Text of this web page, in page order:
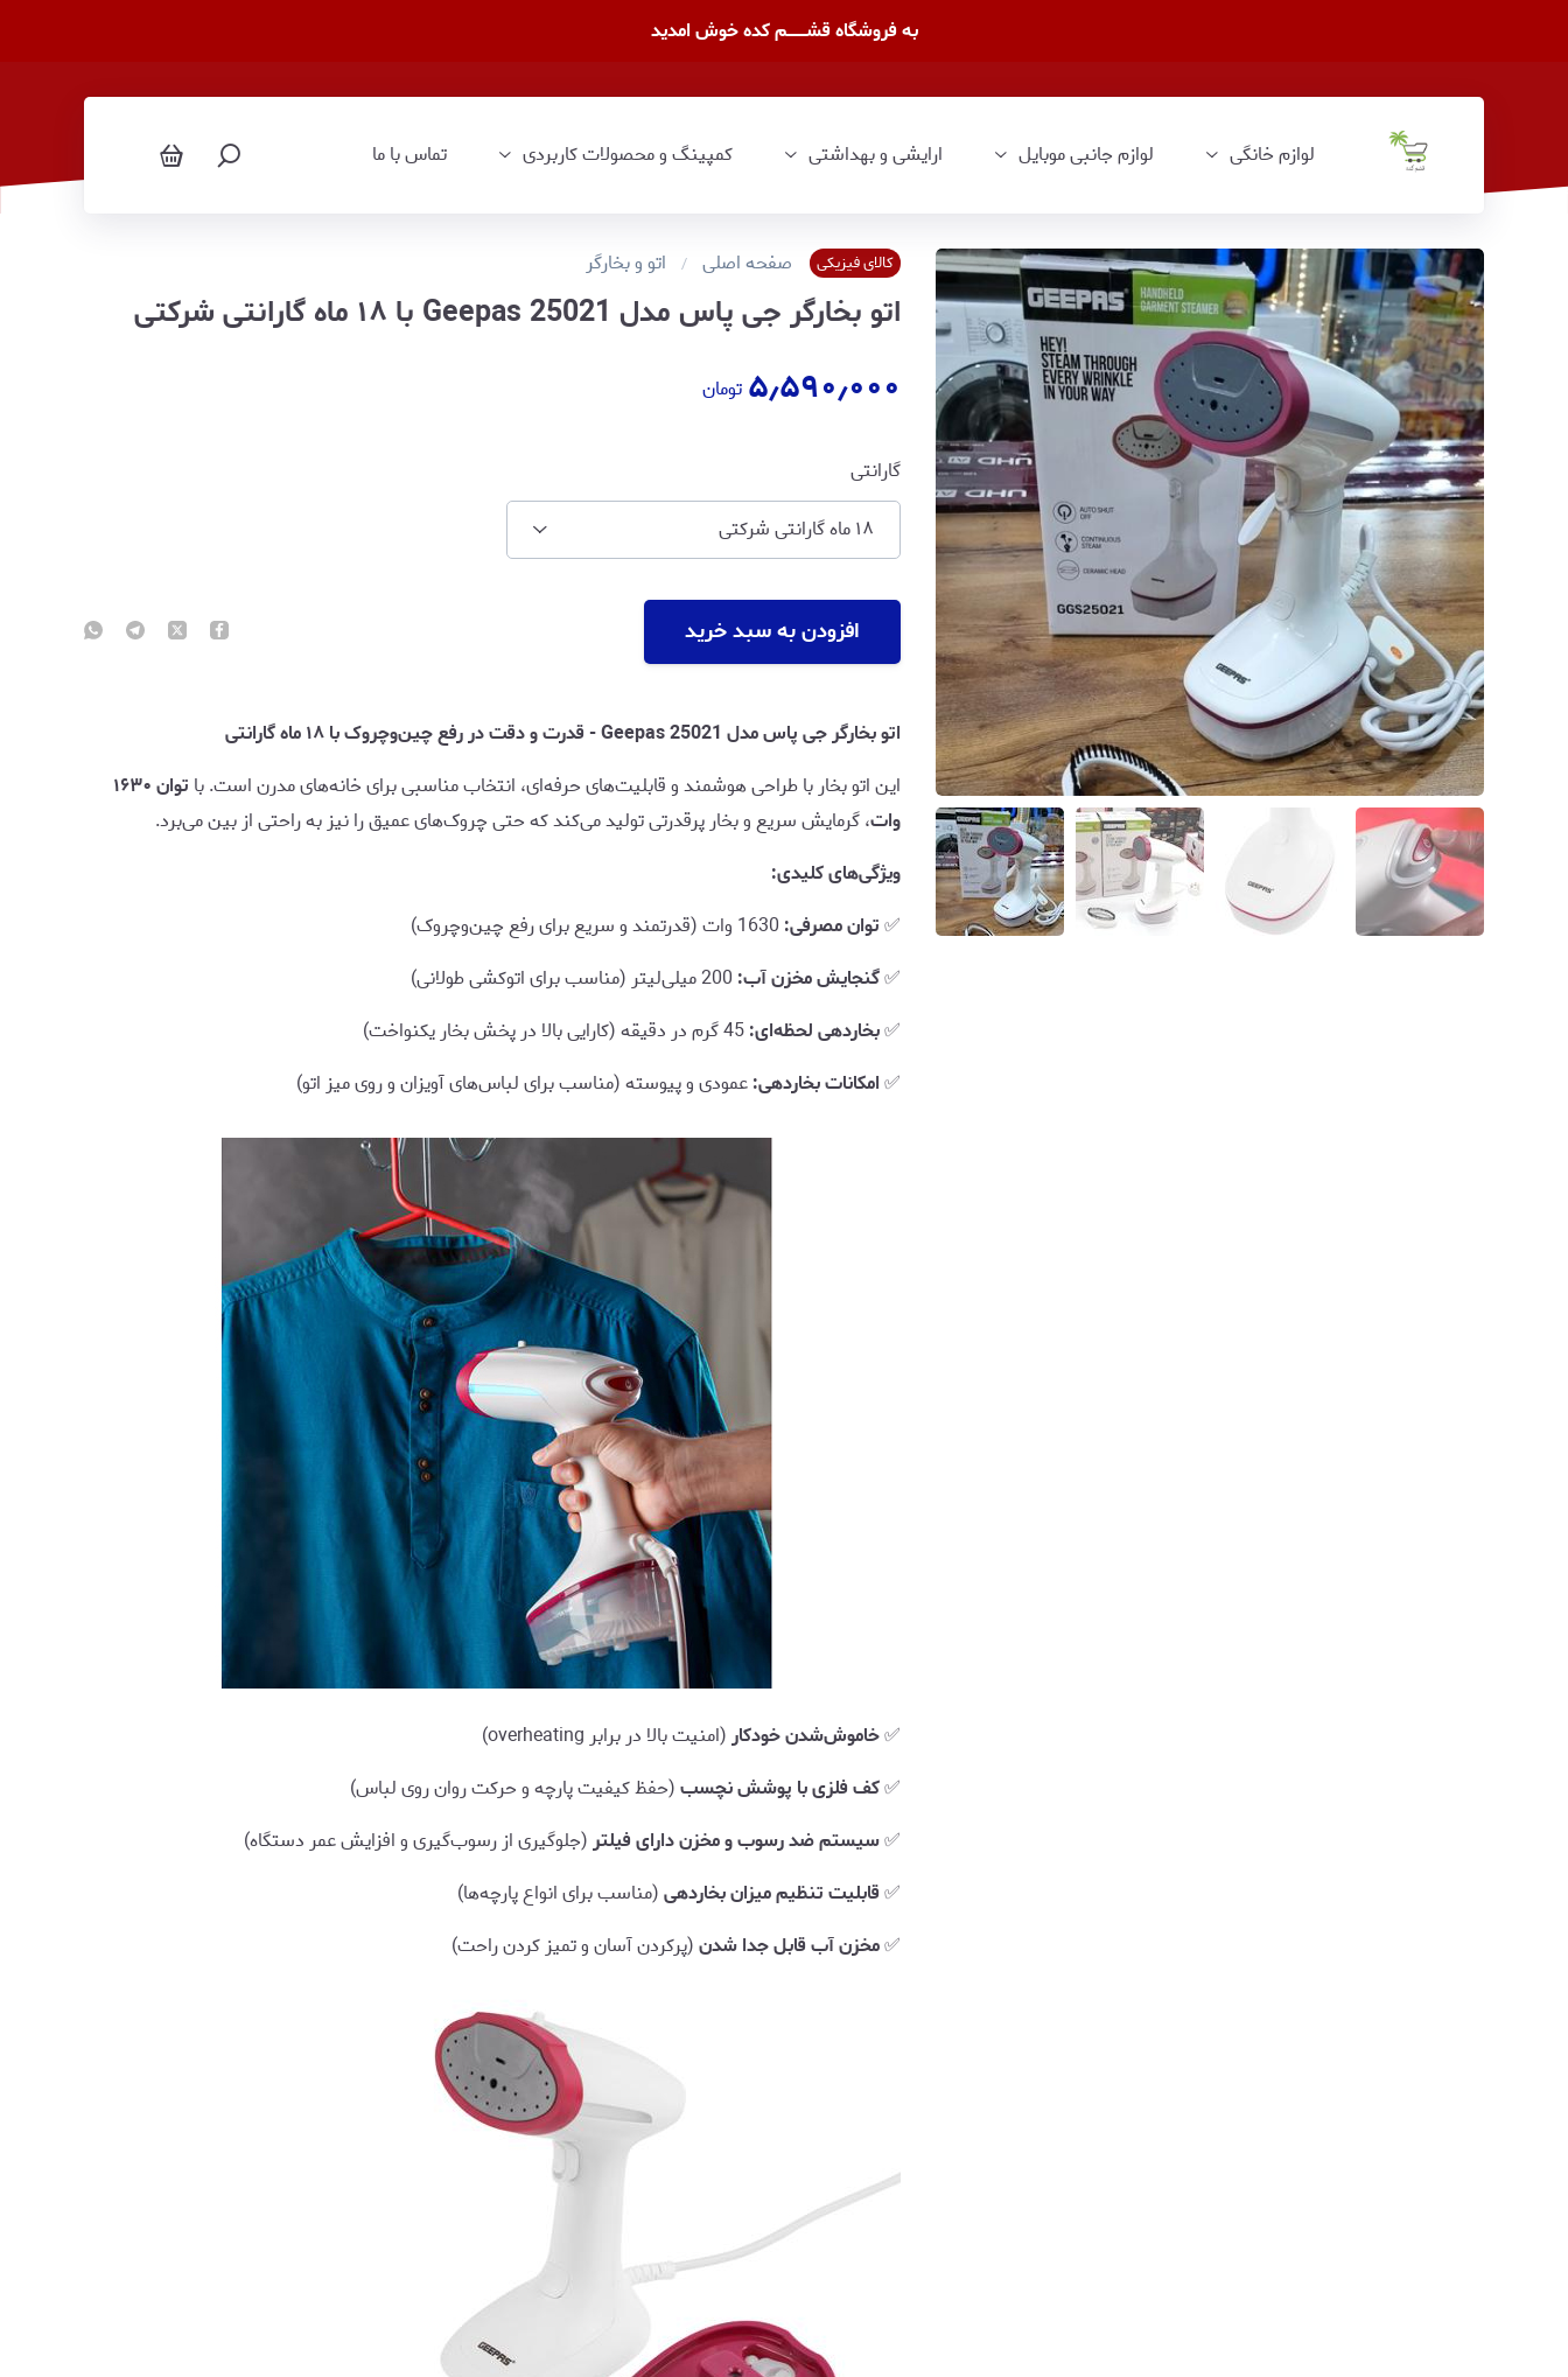
به فروشگاه قشــــــــم کده خوش امدید
لوازم خانگی لوازم جانبی موبایل ارایشی و بهداشتی کمپینگ و محصولات کاربردی تماس با ما
کالای فیزیکی صفحه اصلی اتو و بخارگر
اتو بخارگر جی پاس مدل Geepas 25021 با ۱۸ ماه گارانتی شرکتی
۵٫۵۹۰٫۰۰۰ تومان
گارانتی
۱۸ ماه گارانتی شرکتی
افزودن به سبد خرید
اتو بخارگر جی پاس مدل Geepas 25021 - قدرت و دقت در رفع چین‌وچروک با ۱۸ ماه گارانتی
این اتو بخار با طراحی هوشمند و قابلیت‌های حرفه‌ای، انتخاب مناسبی برای خانه‌های مدرن است. با
توان ۱۶۳۰
وات، گرمایش سریع و بخار پرقدرتی تولید می‌کند که حتی چروک‌های عمیق را نیز به راحتی از بین می‌برد.
ویژگی‌های کلیدی:
✅توان مصرفی:
✅گنجایش مخزن آب:
✅بخاردهی لحظه‌ای:
✅امکانات بخاردهی:عمودی و پیوسته (مناسب برای لباس‌های آویزان و روی میز اتو)
✅خاموش‌شدن خودکار(امنیت بالا در برابر overheating)
✅کف فلزی با پوشش نچسب(حفظ کیفیت پارچه و حرکت روان روی لباس)
✅سیستم ضد رسوب و مخزن دارای فیلتر(جلوگیری از رسوب‌گیری و افزایش عمر دستگاه)
✅قابلیت تنظیم میزان بخاردهی(مناسب برای انواع پارچه‌ها)
✅مخزن آب قابل جدا شدن(پرکردن آسان و تمیز کردن راحت)